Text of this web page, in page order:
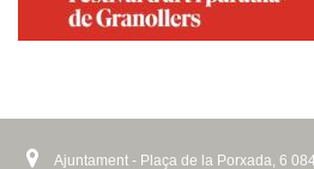
Ajuntament - Plaça de la Porxada, 6